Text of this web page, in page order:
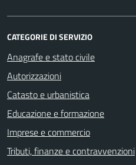
CATEGORIE DI SERVIZIO
Anagrafe e stato civile
Autorizzazioni
Catasto e urbanistica
Educazione e formazione
Imprese e commercio
Tributi, finanze e contravvenzioni